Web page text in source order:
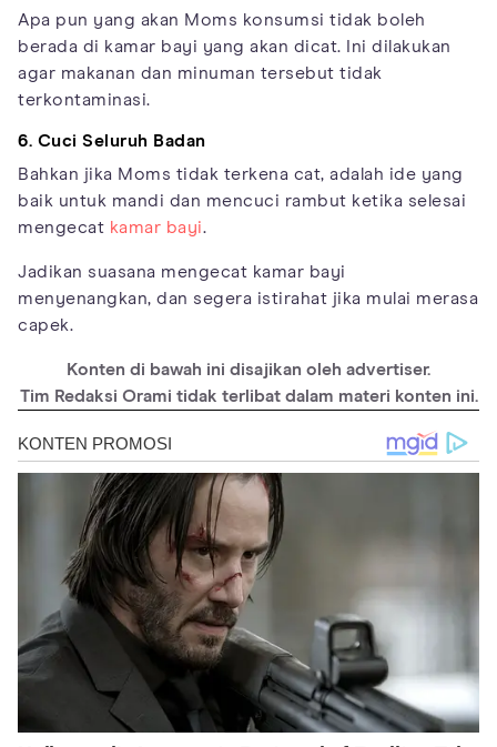
Apa pun yang akan Moms konsumsi tidak boleh
berada di kamar bayi yang akan dicat. Ini dilakukan
agar makanan dan minuman tersebut tidak
terkontaminasi.
6. Cuci Seluruh Badan
Bahkan jika Moms tidak terkena cat, adalah ide yang
baik untuk mandi dan mencuci rambut ketika selesai
mengecat kamar bayi.
Jadikan suasana mengecat kamar bayi
menyenangkan, dan segera istirahat jika mulai merasa
capek.
Konten di bawah ini disajikan oleh advertiser.
Tim Redaksi Orami tidak terlibat dalam materi konten ini.